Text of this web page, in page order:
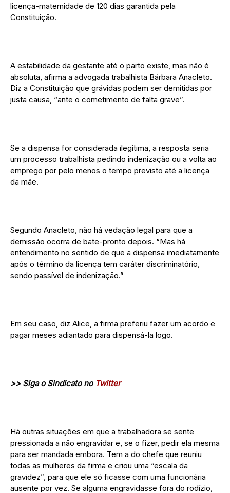
licença-maternidade de 120 dias garantida pela
Constituição.
A estabilidade da gestante até o parto existe, mas não é
absoluta, afirma a advogada trabalhista Bárbara Anacleto.
Diz a Constituição que grávidas podem ser demitidas por
justa causa, “ante o cometimento de falta grave”.
Se a dispensa for considerada ilegítima, a resposta seria
um processo trabalhista pedindo indenização ou a volta ao
emprego por pelo menos o tempo previsto até a licença
da mãe.
Segundo Anacleto, não há vedação legal para que a
demissão ocorra de bate-pronto depois. “Mas há
entendimento no sentido de que a dispensa imediatamente
após o término da licença tem caráter discriminatório,
sendo passível de indenização.”
Em seu caso, diz Alice, a firma preferiu fazer um acordo e
pagar meses adiantado para dispensá-la logo.
>> Siga o Sindicato no Twitter
Há outras situações em que a trabalhadora se sente
pressionada a não engravidar e, se o fizer, pedir ela mesma
para ser mandada embora. Tem a do chefe que reuniu
todas as mulheres da firma e criou uma “escala da
gravidez”, para que ele só ficasse com uma funcionária
ausente por vez. Se alguma engravidasse fora do rodízio,